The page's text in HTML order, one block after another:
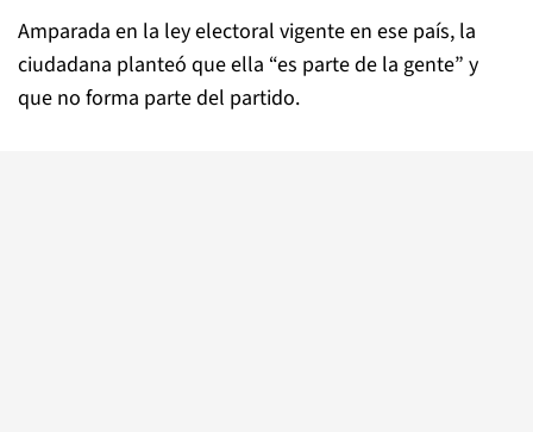
Amparada en la ley electoral vigente en ese país, la
ciudadana planteó que ella “es parte de la gente” y
que no forma parte del partido.